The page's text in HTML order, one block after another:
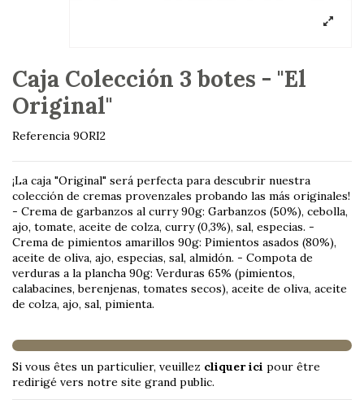
Caja Colección 3 botes - "El
Original"
Referencia 9ORI2
¡La caja "Original" será perfecta para descubrir nuestra
colección de cremas provenzales probando las más originales!
- Crema de garbanzos al curry 90g: Garbanzos (50%), cebolla,
ajo, tomate, aceite de colza, curry (0,3%), sal, especias. -
Crema de pimientos amarillos 90g: Pimientos asados ​​(80%),
aceite de oliva, ajo, especias, sal, almidón. - Compota de
verduras a la plancha 90g: Verduras 65% (pimientos,
calabacines, berenjenas, tomates secos), aceite de oliva, aceite
de colza, ajo, sal, pimienta.
Si vous êtes un particulier, veuillez cliquer ici pour être
redirigé vers notre site grand public.